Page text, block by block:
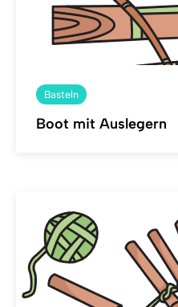
Basteln
Boot mit Auslegern